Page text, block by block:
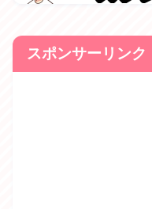
スポンサーリンク